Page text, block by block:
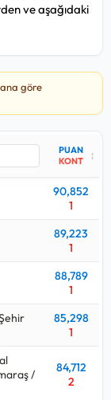
ve aşağıdaki
Genel
yüksek90,852
kurumu en çok
kişilik kontenjan
görülüyor.
sorusunun
göre
↕
PUAN
KONT
90,852
1
89,223
1
88,789
1
85,298
1
/
84,712
2